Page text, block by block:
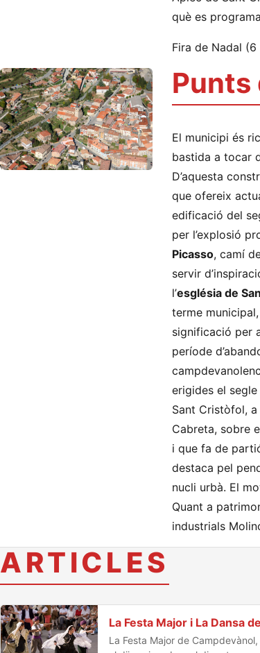
què es
Fira de Nadal
Punts
El municipi és
bastida a tocar
D’aquesta
que ofereix
edificació del
per l’explosió
Picasso, camí
servir
l’església de
terme
significació per
període
erigides el segle
Sant Cristòfol,
Cabreta, sobre
i que fa de
destaca pel
nucli urbà. El
Quant a
industrials
ARTICLES
La Festa Major i La Dansa
La Festa Major de